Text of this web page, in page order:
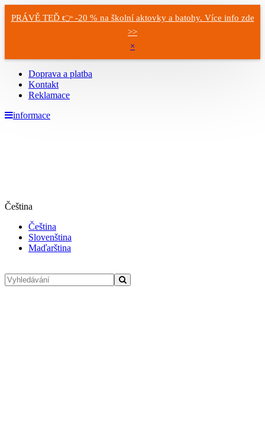
PRÁVĚ TEĎ 👉 -20 % na školní aktovky a batohy. Více info zde
>>
×
Doprava a platba
Kontakt
Reklamace
informace
Čeština
Čeština
Slovenština
Maďarština